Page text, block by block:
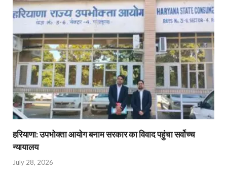
हरियाणा: उपभोक्ता आयोग बनाम सरकार का विवाद पहुंचा सर्वोच्च
न्यायालय
July 28, 2026